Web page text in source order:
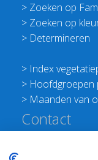
> Zoeken op
> Zoeken op
> Determineren
> Index
> Hoofdgroepen
> Maanden van
Contact